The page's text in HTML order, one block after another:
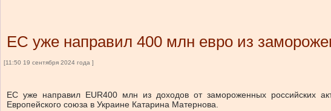
ЕС уже направил 400 млн евро из
[11:50 19 сентября 2024 года ]
ЕС уже направил EUR400 млн из доходов от замороженных российских
Европейского союза в Украине Катарина Матернова.